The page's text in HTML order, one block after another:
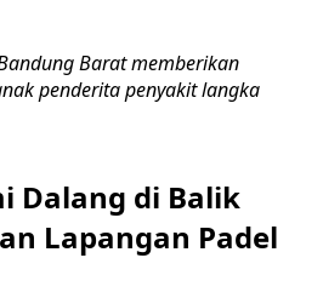
Bandung Barat memberikan
penderita penyakit langka
Dalang di Balik
Lapangan Padel